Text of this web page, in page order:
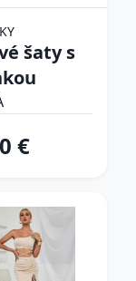
šaty s
€